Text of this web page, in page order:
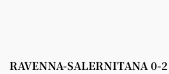
RAVENNA-SALERNITANA 0-2